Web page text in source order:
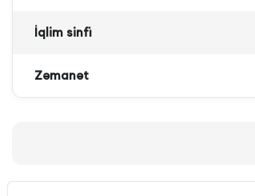
İqlim sinfi
Zəmanət